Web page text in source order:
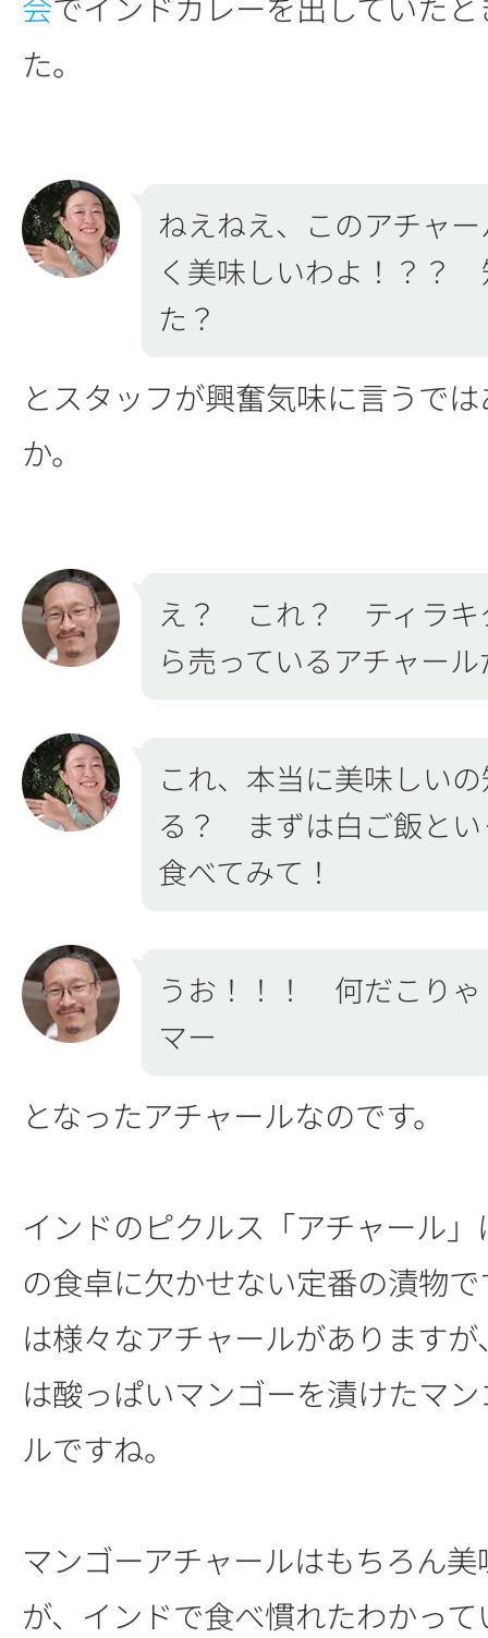
た。
ねえねえ、このアチャ
く美味しいわよ！？？
た？
とスタッフが興奮気味に言うで
か。
え？ これ？ ティラキ
ら売っているアチャー
これ、本当に美味しい
る？ まずは白ご飯とい
食べてみて！
うお！！！ 何だこり
マー
となったアチャールなのです。
インドのピクルス「アチャール
の食卓に欠かせない定番の漬物
は様々なアチャールがあります
は酸っぱいマンゴーを漬けたマ
ルですね。
マンゴーアチャールはもちろん
が、インドで食べ慣れたわかっ